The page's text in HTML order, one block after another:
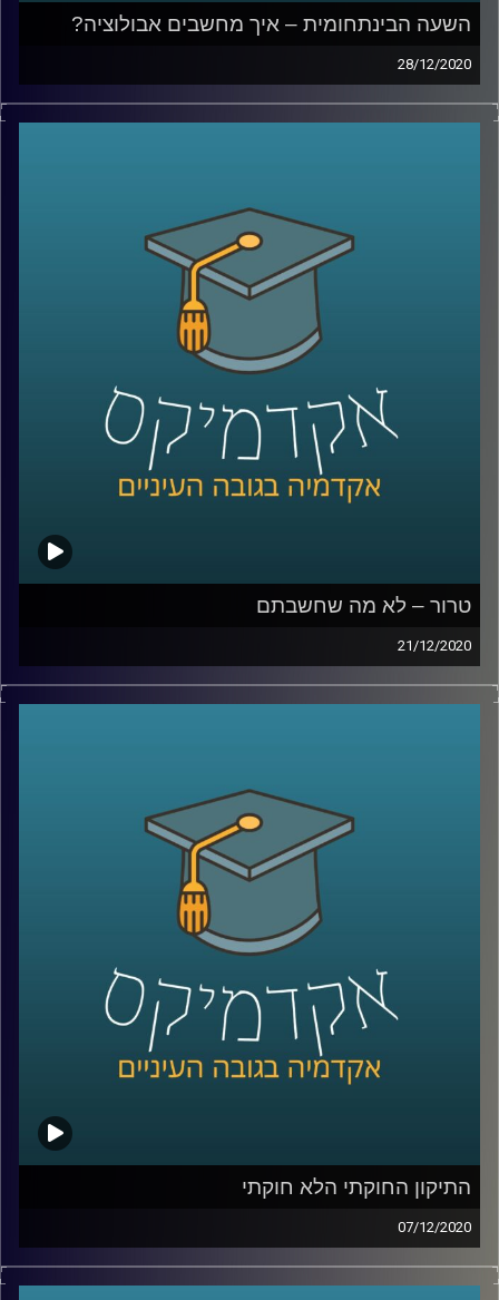
השעה הבינתחומית – איך מחשבים אבולוציה?
28/12/2020
ביולוגיה חישובית היא תחום מרתק, והשימוש שד"ר אילן גרונאו
עושה במודלים החישוביים במחקריו- נדמים לסרט מדע בדיוני.
גנטית, ואיך בדיוק המחקר עושה שימוש במודלים מתמטיים
בשביל לגלות תגליות במחקר האבולוציוני
AudioVersity
טרור – לא מה שחשבתם
21/12/2020
האם נכון להתסכל על ארגוני טרור רק דרך פיגועי הטרור אותם
הם מבצעים?
פרופ' אסף מוגדם, דיקן ביה"ס לאודר לממשל דיפלומטיה
ואסטרטגיה שחוקר טרור, מסביר למה חשוב להבין שפעולות
טרור הן רק חלק מהזויות שיש לדבר עליהן כאשר אנחנו בוחנים
ארגוני טרור, מסביר על ההבדל שבין פעולת טרור וגרילה, ומביא
דוגמאות לרב תחומיות של ארגוני הטרור בעולם כולו
קרדיט תמונות:
AudioVersity
התיקון החוקתי הלא חוקתי
07/12/2020
יחסי ביהמ"ש העליון והפוליטיקאים, וסוגיות